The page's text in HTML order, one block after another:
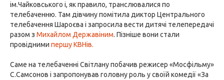
ім.Чайковського і, як правило, транслювалися по
телебаченню. Там дівчину помітила диктор Центрального
телебачення Шароєва і запросила вести дитячі телепередачі
разом з Михайлом Державіним. Пізніше вони стали
провідними першу КВНів.
Саме на телебаченні Світлану побачив режисер «Мосфільму»
С.Самсонов і запропонував головну роль у своїй комедії «За